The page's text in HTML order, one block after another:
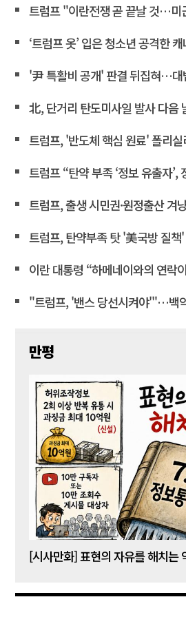
트럼프 "이란전쟁 곧 끝날 것…미군
‘트럼프 옷’ 입은 청소년 공격한
'尹 특활비 공개' 판결 뒤집혀…대법 "
北, 단거리 탄도미사일 발사 다음
트럼프, '반도체 핵심 원료' 폴리실리
트럼프 “탄약 부족 ‘정보 유출자’,
트럼프, 출생 시민권·원정출산 겨
트럼프, 탄약부족 탓 '美국방 질책'
이란 대통령 “하메네이와의 연락
"트럼프, '밴스 당선시켜야'"…백악
만평
[시사만화] 표현의 자유를 해치는